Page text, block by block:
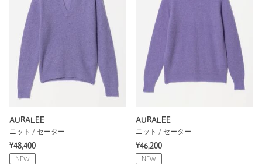
AURALEE
ニット / セーター
¥48,400
NEW
AURALEE
ニット / セーター
¥46,200
NEW